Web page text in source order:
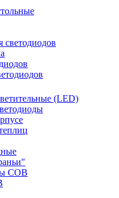
светодиодов
(LED)
COB